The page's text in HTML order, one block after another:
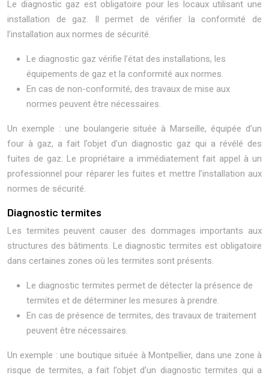
Le diagnostic gaz est obligatoire pour les locaux utilisant une
installation de gaz. Il permet de vérifier la conformité de
l’installation aux normes de sécurité.
Le diagnostic gaz vérifie l’état des installations, les
équipements de gaz et la conformité aux normes.
En cas de non-conformité, des travaux de mise aux
normes peuvent être nécessaires.
Un exemple : une boulangerie située à Marseille, équipée d’un
four à gaz, a fait l’objet d’un diagnostic gaz qui a révélé des
fuites de gaz. Le propriétaire a immédiatement fait appel à un
professionnel pour réparer les fuites et mettre l’installation aux
normes de sécurité.
Diagnostic termites
Les termites peuvent causer des dommages importants aux
structures des bâtiments. Le diagnostic termites est obligatoire
dans certaines zones où les termites sont présents.
Le diagnostic termites permet de détecter la présence de
termites et de déterminer les mesures à prendre.
En cas de présence de termites, des travaux de traitement
peuvent être nécessaires.
Un exemple : une boutique située à Montpellier, dans une zone à
risque de termites, a fait l’objet d’un diagnostic termites qui a